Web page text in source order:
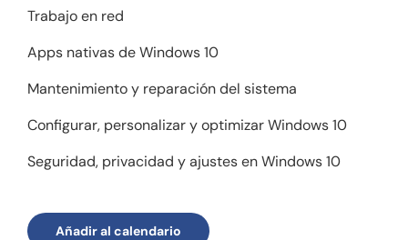
Trabajo en red
Apps nativas de Windows 10
Mantenimiento y reparación del sistema
Configurar, personalizar y optimizar Windows 10
Seguridad, privacidad y ajustes en Windows 10
Añadir al calendario